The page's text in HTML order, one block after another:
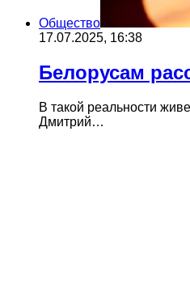
Общество
17.07.2025, 16:38
Белорусам
В такой реальности
Дмитрий…